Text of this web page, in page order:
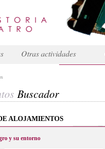
Otras actividades
Buscador
ALOJAMIENTOS
y su entorno